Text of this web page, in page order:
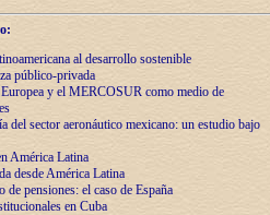
al desarrollo sostenible
público-privada
y el MERCOSUR como medio de
sector aeronáutico mexicano: un estudio bajo
América Latina
desde América Latina
de pensiones: el caso de España
en Cuba